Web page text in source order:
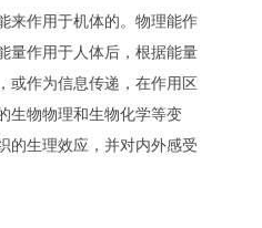
来作用于机体的。物理能作
量作用于人体后，根据能量
或作为信息传递，在作用区
生物物理和生物化学等变
的生理效应，并对内外感受